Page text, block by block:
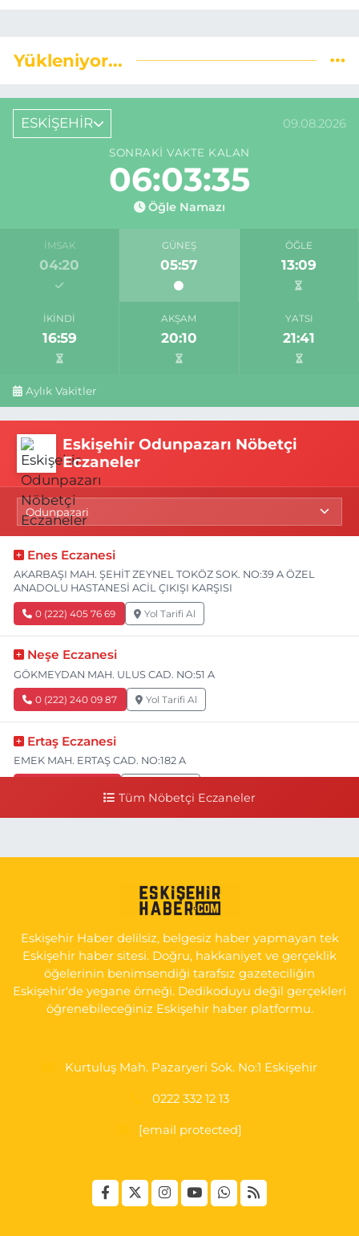
Yükleniyor...
ESKİŞEHİR 09.08.2026
SONRAKI VAKTE KALAN
06:03:34
Öğle Namazı
İMSAK
04:20
GÜNEŞ
05:57
ÖĞLE
13:09
İKINDI
16:59
AKŞAM
20:10
YATSI
21:41
Aylık Vakitler
Eskişehir Odunpazarı Nöbetçi
Eczaneler
Enes Eczanesi
AKARBAŞI MAH. ŞEHİT ZEYNEL TOKÖZ SOK. NO:39 A ÖZEL
ANADOLU HASTANESİ ACİL ÇIKIŞI KARŞISI
0 (222) 405 76 69 Yol Tarifi Al
Neşe Eczanesi
GÖKMEYDAN MAH. ULUS CAD. NO:51 A
0 (222) 240 09 87 Yol Tarifi Al
Ertaş Eczanesi
EMEK MAH. ERTAŞ CAD. NO:182 A
YAN SOKAĞI POLİKLİNİK KAPISI TAM KARŞISI I
Yol Tarifi Al
Tüm Nöbetçi Eczaneler
Eskişehir Haber delilsiz, belgesiz haber yapmayan tek
Eskişehir haber sitesi. Doğru, hakkaniyet ve gerçeklik
öğelerinin benimsendiği tarafsız gazeteciliğin
Eskişehir'de yegane örneği. Dedikoduyu değil gerçekleri
öğrenebileceğiniz Eskişehir haber platformu.
Kurtuluş Mah. Pazaryeri Sok. No:1 Eskişehir
0222 332 12 13
[email protected]